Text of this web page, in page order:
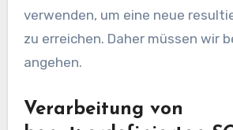
verwenden, um eine neue
zu erreichen. Daher müssen wir
angehen.
Verarbeitung von